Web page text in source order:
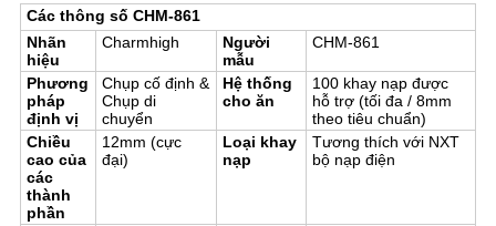
Các thông số CHM-861
Nhãn
hiệu
Charmhigh
Người
mẫu
CHM-861
Phương
pháp
định vị
Chụp cố định &
Chụp di
chuyển
Hệ thống
cho ăn
100 khay nạp được
hỗ trợ (tối đa / 8mm
theo tiêu chuẩn)
Chiều
cao của
các
thành
phần
12mm (cực
đại)
Loại khay
nạp
Tương thích với NXT
bộ nạp điện